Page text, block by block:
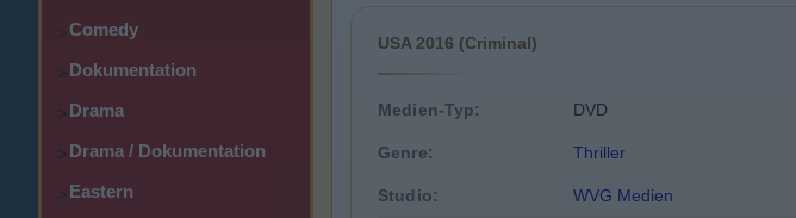
>Comedy
>Dokumentation
>Drama
>Drama / Dokumentation
>Eastern
USA 2016 (Criminal)
Medien-Typ: DVD
Genre: Thriller
Studio: WVG Medien